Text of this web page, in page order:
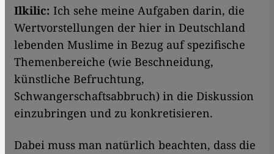
Ilkilic: Ich sehe meine Aufgaben darin, die
Wertvorstellungen der hier in Deutschland
lebenden Muslime in Bezug auf spezifische
Themenbereiche (wie Beschneidung,
künstliche Befruchtung,
Schwangerschaftsabbruch) in die Diskussion
einzubringen und zu konkretisieren.
Dabei muss man natürlich beachten, dass die